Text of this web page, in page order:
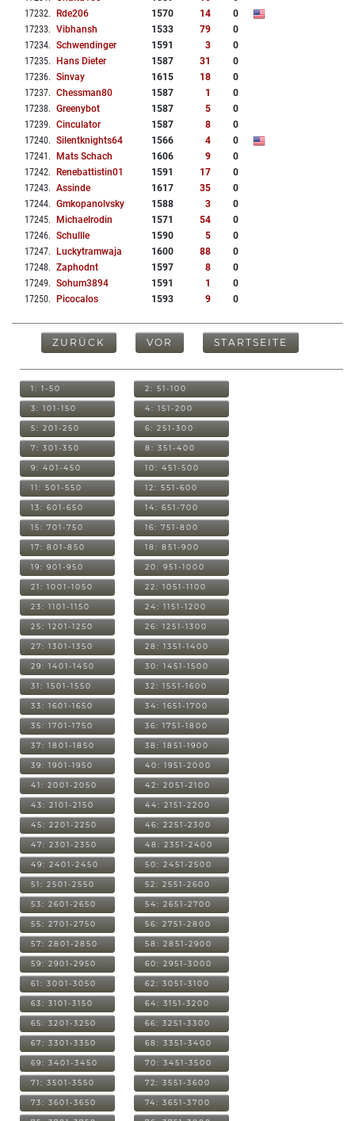
17232. Rde206 1570 14
0
17233. Vibhansh 1533 79
0
17234. Schwendinger 1591 3
0
17235. Hans Dieter 1587 31
0
17236. Sinvay 1615 18
0
17237. Chessman80 1587 1
0
17238. Greenybot 1587 5
0
17239. Cinculator 1587 8
0
17240. Silentknights64 1566 4
0
17241 . Mats Schach 1606 9
0
17242. Renebattistin01 1591 17
0
17243. Assinde 1617 35
0
17244. Gmkopanolvsky 1588 3
0
17245. Michaelrodin 1571 54
0
17246. Schullle 1590 5
0
17247. Luckytramwaja 1600 88
0
17248. Zaphodnt 1597 8
0
17249. Sohum3894 1591 1
0
17250. Picocalos 1593 9 0
ZURÜCK VOR STARTSEITE
1: 1-50 2: 51-100
3: 101-150 4: 151-200
5: 201-250 6: 251-300
7: 301-350 8: 351-400
9: 401-450 10: 451-500
11: 501-550 12: 551-600
13: 601-650 14: 651-700
15: 701-750 16: 751-800
17: 801-850 18: 851-900
19: 901-950 20: 951-1000
21: 1001-1050 22: 1051-1100
23: 1101-1150 24: 1151-1200
25: 1201-1250 26: 1251-1300
27: 1301-1350 28: 1351-1400
29: 1401-1450 30: 1451-1500
31: 1501-1550 32: 1551-1600
33: 1601-1650 34: 1651-1700
35: 1701-1750 36: 1751-1800
37: 1801-1850 38: 1851-1900
39: 1901-1950 40: 1951-2000
41: 2001-2050 42: 2051-2100
43: 2101-2150 44: 2151-2200
45: 2201-2250 46: 2251-2300
47: 2301-2350 48: 2351-2400
49: 2401-2450 50: 2451-2500
51: 2501-2550 52: 2551-2600
53: 2601-2650 54: 2651-2700
55: 2701-2750 56: 2751-2800
57: 2801-2850 58: 2851-2900
59: 2901-2950 60: 2951-3000
61: 3001-3050 62: 3051-3100
63: 3101-3150 64: 3151-3200
65: 3201-3250 66: 3251-3300
67: 3301-3350 68: 3351-3400
69: 3401-3450 70: 3451-3500
71: 3501-3550 72: 3551-3600
73: 3601-3650 74: 3651-3700